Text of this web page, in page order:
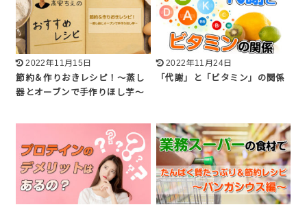
2022年11月15日
節約＆作りおきレシピ！〜蒸し
器とオーブンで手作りほし芋〜
2022年11月24日
「代謝」と「ビタミン」の関係